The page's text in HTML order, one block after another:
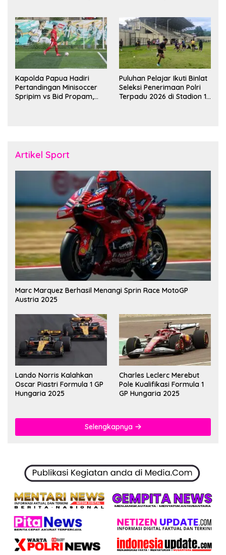
Kapolda Papua Hadiri
Pertandingan Minisoccer
Spripim vs Bid Propam,
Puluhan Pelajar Ikuti Binlat
Seleksi Penerimaan Polri
Terpadu 2026 di Stadion 16
Artikel Sport
Marc Marquez Berhasil Menangi Sprin Race MotoGP
Austria 2025
Lando Norris Kalahkan
Oscar Piastri Formula 1 GP
Hungaria 2025
Charles Leclerc Merebut
Pole Kualifikasi Formula 1
GP Hungaria 2025
Selengkapnya